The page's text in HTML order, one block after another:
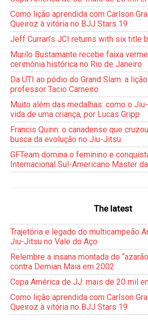
Como lição aprendida com Carlson
Queiroz à vitória no BJJ Stars 19
Jeff Curran’s JCI returns with six title
Murilo Bustamante recebe faixa
cerimônia histórica no Rio de Janeiro
Da UTI ao pódio do Grand Slam: a
professor Tacio Carneiro
Muito além das medalhas: como o
vida de uma criança, por Lucas Gripp
Francis Quinn: o canadense que
busca da evolução no Jiu-Jitsu
GFTeam domina o feminino e
Internacional Sul-Americano Master
The latest
Trajetória e legado do multicampeão
Jiu-Jitsu no Vale do Aço
Relembre a insana montada do
contra Demian Maia em 2002
Copa América de JJ: mais de 20 mil
Como lição aprendida com Carlson
Queiroz à vitória no BJJ Stars 19